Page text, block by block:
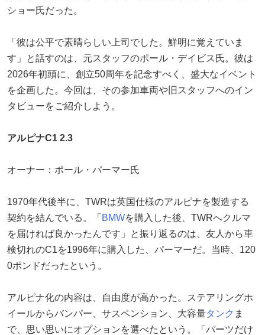
ショー氏だった。
「彼は公平で素晴らしい上司でした。鮮明に覚えていま
す」と話すのは、元スタッフのポール・デイビス氏。彼は
2026年初頭に、創立50周年を記念すべく、盛大なイベント
を企画した。今回は、その参加車両や旧スタッフへのイン
タビューをご紹介しよう。
アルピナC1 2.3
オーナー：ポール・パーマー氏
1970年代後半に、TWRは英国仕様のアルピナを製造する
契約を結んでいる。「 BMWを購入した後、TWRへクルマ
を届ければ良かったんです」と振り返るのは、友人から車
検切れのC1を1996年に購入した、パーマーだ。当時、120
0ポンドだったという。
アルピナ化の内容は、自由度が高かった。ステアリングホ
イールからバンパー、サスペンション、大容量タンク ま
で、思い思いにオプションを選べたという。「パーツだけ